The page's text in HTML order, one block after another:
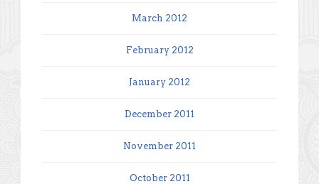
March 2012
February 2012
January 2012
December 2011
November 2011
October 2011